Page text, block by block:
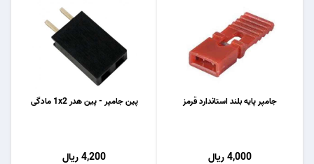
پین جامپر - پین هدر 1x2 مادگی
4,200 ریال
جامپر پایه بلند استاندارد قرمز
4,000 ریال